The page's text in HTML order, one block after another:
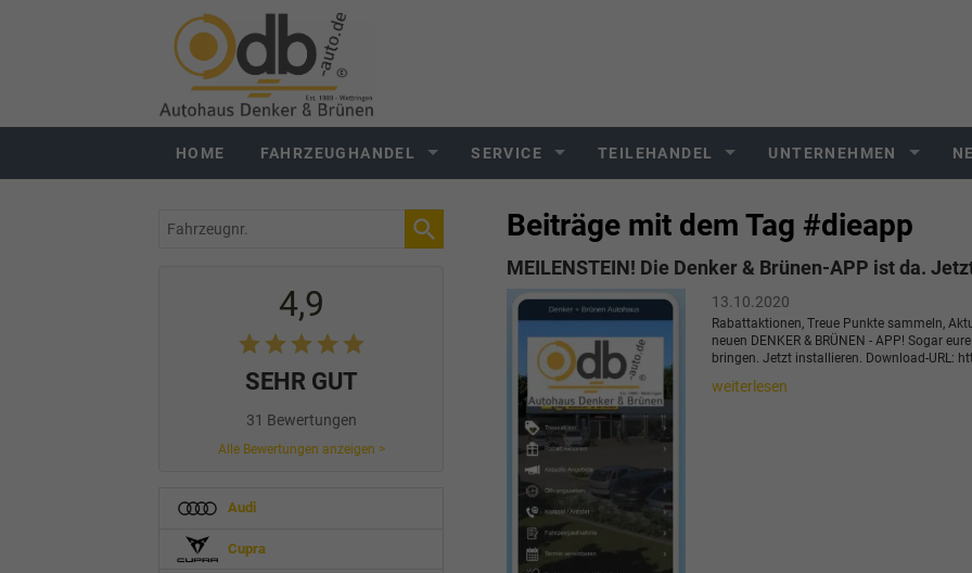
HOME FAHRZEUGHANDEL SERVICE TEILEHANDEL UNTERNEHMEN
Beiträge mit dem Tag #dieapp
MEILENSTEIN! Die Denker & Brünen-APP ist da.
13.10.2020
Rabattaktionen, Treue Punkte sammeln,
neuen DENKER & BRÜNEN - APP! Sogar
bringen. Jetzt installieren. Download-URL:
weiterlesen
Fahrzeugnr.
4,9
SEHR GUT
31 Bewertungen
Alle Bewertungen anzeigen >
Audi
Cupra